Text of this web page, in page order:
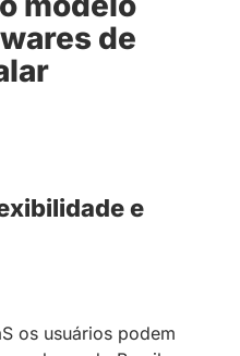
de
e
os usuários podem